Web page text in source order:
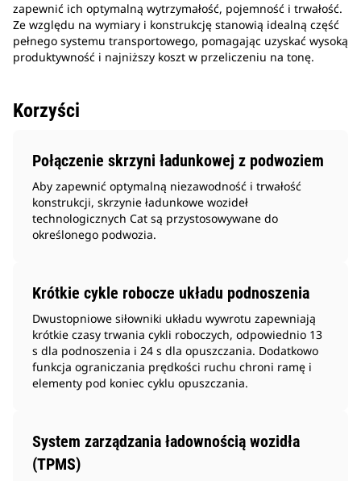
zapewnić ich optymalną wytrzymałość, pojemność i trwałość.
Ze względu na wymiary i konstrukcję stanowią idealną część
pełnego systemu transportowego, pomagając uzyskać wysoką
produktywność i najniższy koszt w przeliczeniu na tonę.
Korzyści
Połączenie skrzyni ładunkowej z podwoziem
Aby zapewnić optymalną niezawodność i trwałość
konstrukcji, skrzynie ładunkowe wozideł
technologicznych Cat są przystosowywane do
określonego podwozia.
Krótkie cykle robocze układu podnoszenia
Dwustopniowe siłowniki układu wywrotu zapewniają
krótkie czasy trwania cykli roboczych, odpowiednio 13
s dla podnoszenia i 24 s dla opuszczania. Dodatkowo
funkcja ograniczania prędkości ruchu chroni ramę i
elementy pod koniec cyklu opuszczania.
System zarządzania ładownością wozidła
(TPMS)